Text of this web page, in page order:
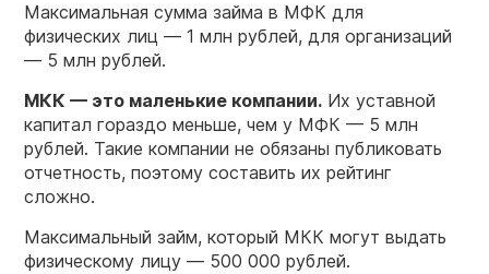
Максимальная сумма займа в МФК для
физических лиц — 1 млн рублей, для организаций
— 5 млн рублей.
МКК — это маленькие компании. Их уставной
капитал гораздо меньше, чем у МФК — 5 млн
рублей. Такие компании не обязаны публиковать
отчетность, поэтому составить их рейтинг
сложно.
Максимальный займ, который МКК могут выдать
физическому лицу — 500 000 рублей.